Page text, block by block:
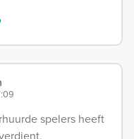
spelers heeft